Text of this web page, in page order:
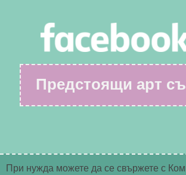
Предстоящи арт
При нужда можете да се свържете с